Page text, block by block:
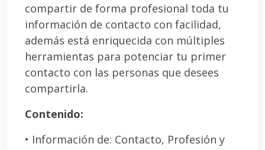
compartir de forma profesional toda tu
información de contacto con facilidad,
además está enriquecida con múltiples
herramientas para potenciar tu primer
contacto con las personas que desees
compartirla.
Contenido:
• Información de: Contacto, Profesión y